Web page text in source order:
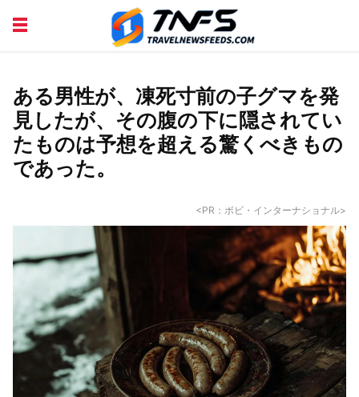
DISCOVER PLACES TIPS AND TRICKS
ある男性が、凍死寸前の子グマを発
見したが、その腹の下に隠されてい
たものは予想を超える驚くべきもの
であった。
<PR：ボビ・インターナショナル>